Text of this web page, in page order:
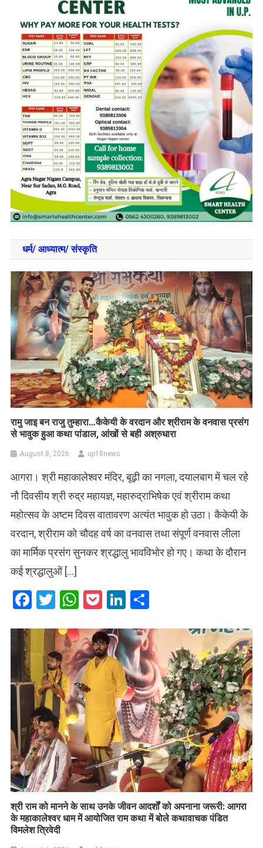
धर्म/ आध्‍यात्‍म/ संस्‍कृति
रामु जाइ बन राजु तुम्हारा…कैकेयी के वरदान और श्रीराम के वनवास प्रसंग
से भावुक हुआ कथा पांडाल, आंखों से बही अश्रुधारा
August 8, 2026 up18news
आगरा। श्री महाकालेश्वर मंदिर, बूढ़ी का नगला, दयालबाग में चल रहे
नौ दिवसीय श्री रुद्र महायज्ञ, महारुद्राभिषेक एवं श्रीराम कथा
महोत्सव के अष्टम दिवस वातावरण अत्यंत भावुक हो उठा। कैकेयी के
वरदान, श्रीराम को चौदह वर्ष का वनवास तथा संपूर्ण वनवास लीला
का मार्मिक प्रसंग सुनकर श्रद्धालु भावविभोर हो गए। कथा के दौरान
कई श्रद्धालुओं […]
Facebook
Twitter
WhatsApp
PocketLinkedIn
​श्री राम को मानने के साथ उनके जीवन आदर्शों को अपनाना जरूरी: आगरा
के महाकालेश्वर धाम में आयोजित राम कथा में बोले कथावाचक पंडित
विमलेश त्रिवेदी